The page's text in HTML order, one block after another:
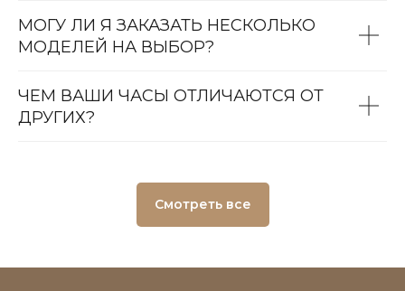
МОГУ ЛИ Я ЗАКАЗАТЬ НЕСКОЛЬКО
МОДЕЛЕЙ НА ВЫБОР?
ЧЕМ ВАШИ ЧАСЫ ОТЛИЧАЮТСЯ ОТ
ДРУГИХ?
Смотреть все